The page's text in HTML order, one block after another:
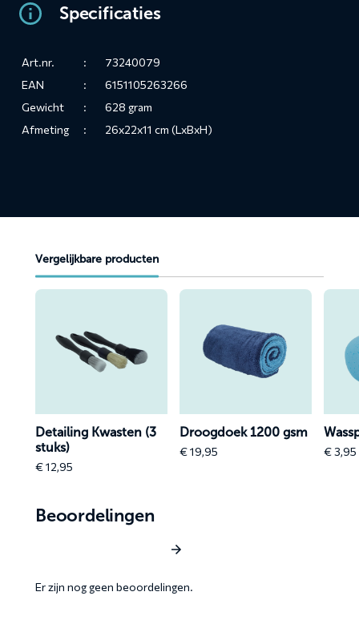
Specificaties
Art.nr. :
73240079
EAN
:
6151105263266
Gewicht
:
628 gram
Afmeting
: 26x22x11 cm (LxBxH)
Vergelijkbare producten
Lees
over
Detailing
stuks)
Detailing Kwasten (3
stuks)
€12,95
Lees
Droogdoek
Droogdoek 1200 gsm
€19,95
Lees
€3,95
Beoordelingen
Er zijn nog geen beoordelingen.